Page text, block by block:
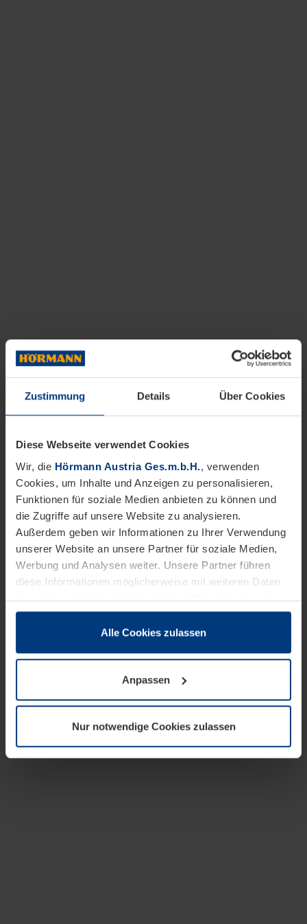
Zustimmung Details Über Cookies
Diese Webseite verwendet Cookies
Wir, die Hörmann Austria Ges.m.b.H., verwenden
Cookies, um Inhalte und Anzeigen zu personalisieren,
Funktionen für soziale Medien anbieten zu können und
die Zugriffe auf unsere Website zu analysieren.
Außerdem geben wir Informationen zu Ihrer Verwendung
unserer Website an unsere Partner für soziale Medien,
Werbung und Analysen weiter. Unsere Partner führen
diese Informationen möglicherweise mit weiteren Daten
zusammen, die Sie ihnen bereitgestellt haben oder die
sie im Rahmen Ihrer Nutzung der Dienste gesammelt
wenn diese für den Betrieb dieser Seite unbedingt
notwendig sind. Für alle anderen Cookie-Typen benötigen
wir Ihre Erlaubnis. Ihre Einwilligung können Sie jederzeit
Datenschutzerklärungunserer Website ändern oder
widerrufen.
Alle Cookies zulassen
Anpassen
Nur notwendige Cookies zulassen